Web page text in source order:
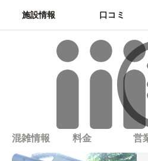
施設情報 口コミ
混雑情報 料金 営